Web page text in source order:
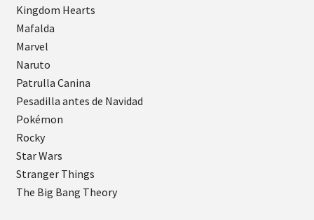
Kingdom Hearts
Mafalda
Marvel
Naruto
Patrulla Canina
Pesadilla antes de Navidad
Pokémon
Rocky
Star Wars
Stranger Things
The Big Bang Theory